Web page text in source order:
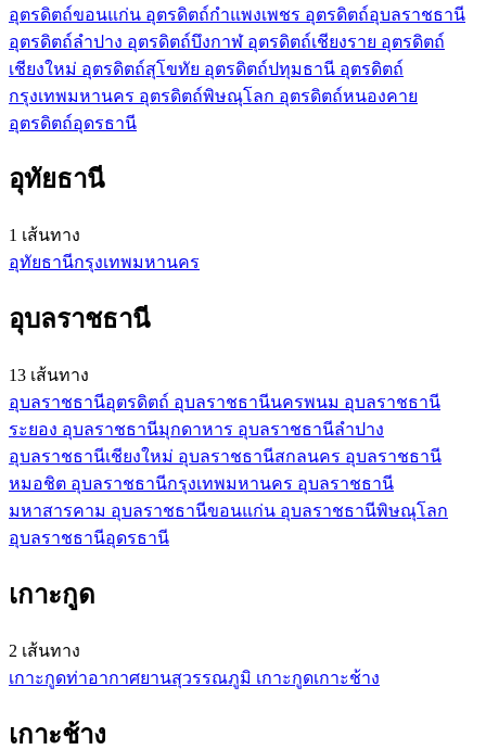
อุตรดิตถ์ขอนแก่น อุตรดิตถ์กำแพงเพชร อุตรดิตถ์อุบลราชธานี
อุตรดิตถ์ลำปาง อุตรดิตถ์บึงกาฬ อุตรดิตถ์เชียงราย อุตรดิตถ์
เชียงใหม่ อุตรดิตถ์สุโขทัย อุตรดิตถ์ปทุมธานี อุตรดิตถ์
กรุงเทพมหานคร อุตรดิตถ์พิษณุโลก อุตรดิตถ์หนองคาย
อุตรดิตถ์อุดรธานี
อุทัยธานี
1 เส้นทาง
อุทัยธานีกรุงเทพมหานคร
อุบลราชธานี
13 เส้นทาง
อุบลราชธานีอุตรดิตถ์ อุบลราชธานีนครพนม อุบลราชธานี
ระยอง อุบลราชธานีมุกดาหาร อุบลราชธานีลำปาง
อุบลราชธานีเชียงใหม่ อุบลราชธานีสกลนคร อุบลราชธานี
หมอชิต อุบลราชธานีกรุงเทพมหานคร อุบลราชธานี
มหาสารคาม อุบลราชธานีขอนแก่น อุบลราชธานีพิษณุโลก
อุบลราชธานีอุดรธานี
เกาะกูด
2 เส้นทาง
เกาะกูดท่าอากาศยานสุวรรณภูมิ เกาะกูดเกาะช้าง
เกาะช้าง